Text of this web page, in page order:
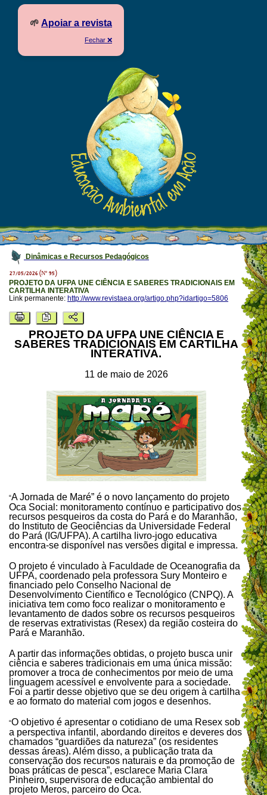
🌱 Apoiar a revista
Fechar ❌
Dinâmicas e Recursos Pedagógicos
27/05/2026 (Nº 95)
PROJETO DA UFPA UNE CIÊNCIA E SABERES TRADICIONAIS EM
CARTILHA INTERATIVA
Link permanente: http://www.revistaea.org/artigo.php?idartigo=5806
PROJETO DA UFPA UNE CIÊNCIA E
SABERES TRADICIONAIS EM CARTILHA
INTERATIVA.
11 de maio de 2026
“A Jornada de Maré” é o novo lançamento do projeto
Oca Social: monitoramento contínuo e participativo dos
recursos pesqueiros da costa do Pará e do Maranhão,
do Instituto de Geociências da Universidade Federal
do Pará (IG/UFPA). A cartilha livro-jogo educativa
encontra-se disponível nas versões digital e impressa.
O projeto é vinculado à Faculdade de Oceanografia da
UFPA, coordenado pela professora Sury Monteiro e
financiado pelo Conselho Nacional de
Desenvolvimento Científico e Tecnológico (CNPQ). A
iniciativa tem como foco realizar o monitoramento e
levantamento de dados sobre os recursos pesqueiros
de reservas extrativistas (Resex) da região costeira do
Pará e Maranhão.
A partir das informações obtidas, o projeto busca unir
ciência e saberes tradicionais em uma única missão:
promover a troca de conhecimentos por meio de uma
linguagem acessível e envolvente para a sociedade.
Foi a partir desse objetivo que se deu origem à cartilha
e ao formato do material com jogos e desenhos.
“O objetivo é apresentar o cotidiano de uma Resex sob
a perspectiva infantil, abordando direitos e deveres dos
chamados “guardiões da natureza” (os residentes
dessas áreas). Além disso, a publicação trata da
conservação dos recursos naturais e da promoção de
boas práticas de pesca”, esclarece Maria Clara
Pinheiro, supervisora de educação ambiental do
projeto Meros, parceiro do Oca.